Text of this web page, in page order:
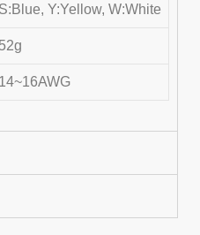
S:Blue, Y:Yellow, W:White
52g
14~16AWG